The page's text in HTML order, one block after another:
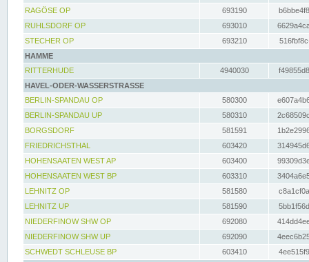
RAGÖSE OP
693190
RUHLSDORF OP
693010
STECHER OP
693210
HAMME
RITTERHUDE
4940030
HAVEL-ODER-WASSERSTRASSE
BERLIN-SPANDAU OP
580300
BERLIN-SPANDAU UP
580310
BORGSDORF
581591
FRIEDRICHSTHAL
603420
HOHENSAATEN WEST AP
603400
HOHENSAATEN WEST BP
603310
LEHNITZ OP
581580
LEHNITZ UP
581590
NIEDERFINOW SHW OP
692080
NIEDERFINOW SHW UP
692090
SCHWEDT SCHLEUSE BP
603410